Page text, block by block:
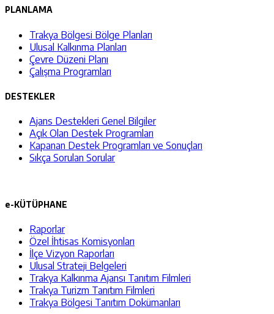
PLANLAMA
Trakya Bölgesi Bölge Planları
Ulusal Kalkınma Planları
Çevre Düzeni Planı
Çalışma Programları
DESTEKLER
Ajans Destekleri Genel Bilgiler
Açık Olan Destek Programları
Kapanan Destek Programları ve Sonuçları
Sıkça Sorulan Sorular
e-KÜTÜPHANE
Raporlar
Özel İhtisas Komisyonları
İlçe Vizyon Raporları
Ulusal Strateji Belgeleri
Trakya Kalkınma Ajansı Tanıtım Filmleri
Trakya Turizm Tanıtım Filmleri
Trakya Bölgesi Tanıtım Dokümanları